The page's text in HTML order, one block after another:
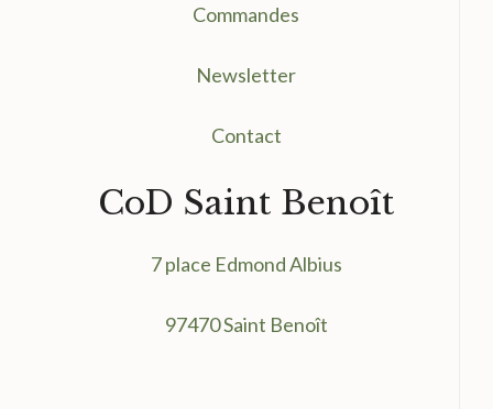
Commandes
Newsletter
Contact
CoD Saint Benoît
7 place Edmond Albius
97470 Saint Benoît